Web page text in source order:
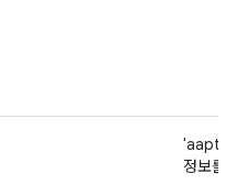
'aapt
정보를